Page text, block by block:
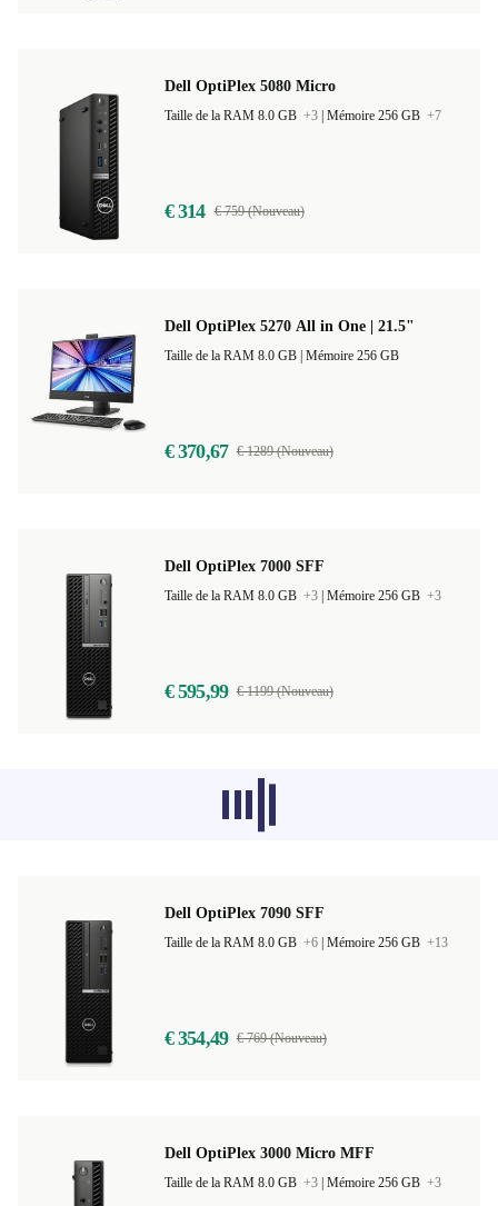
Dell OptiPlex 5080 Micro
Taille de la RAM 8.0 GB +3 Mémoire 256 GB +7
€ 314 € 759 (Nouveau)
Dell OptiPlex 5270 All in One | 21.5"
Mémoire 256 GB
€ 370,67 € 1289 (Nouveau)
Dell OptiPlex 7000 SFF
Taille de la RAM 8.0 GB +3 Mémoire 256 GB +3
€ 595,99 € 1199 (Nouveau)
Les produits recommandés dans d'autres
catégories ne se chargent pas pour le
Dell OptiPlex 7090 SFF
Dell OptiPlex 3000 Micro MFF